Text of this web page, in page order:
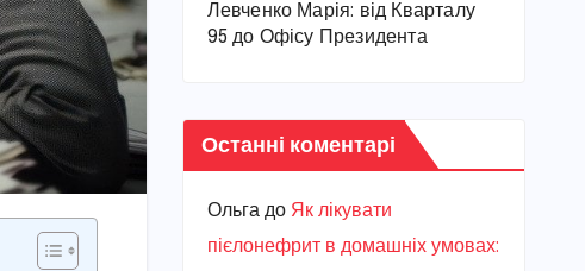
Левченко Марія: від Кварталу
95 до Офісу Президента
Останні коментарі
Ольгадо Як лікувати
пієлонефрит в домашніх умовах: